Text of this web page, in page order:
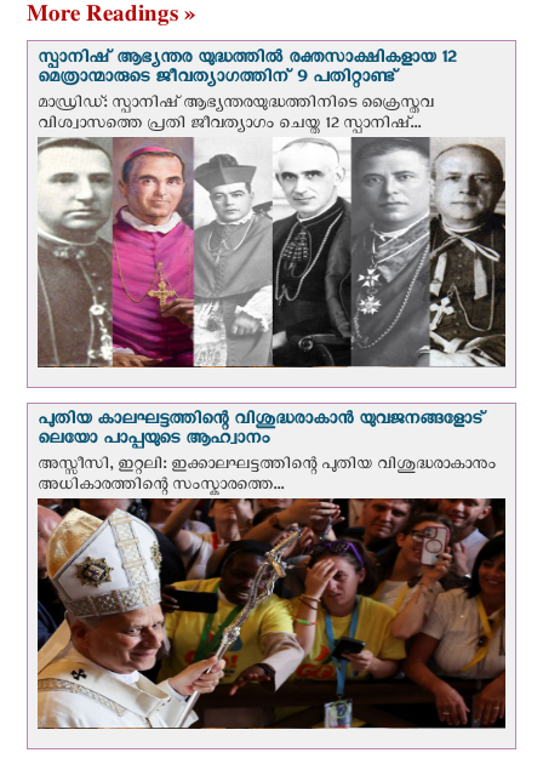
More Readings »
സ്പാനിഷ് ആഭ്യന്തര യുദ്ധത്തില്‍ രക്തസാക്ഷികളായ 12
മെത്രാന്മാരുടെ ജീവത്യാഗത്തിന് 9 പതിറ്റാണ്ട്
മാഡ്രിഡ്: സ്പാനിഷ് ആഭ്യന്തരയുദ്ധത്തിനിടെ ക്രൈസ്തവ
വിശ്വാസത്തെ പ്രതി ജീവത്യാഗം ചെയ്ത 12 സ്പാനിഷ്...
പുതിയ കാലഘട്ടത്തിന്റെ വിശുദ്ധരാകാന്‍ യുവജനങ്ങളോട്
ലെയോ പാപ്പയുടെ ആഹ്വാനം
അസ്സീസി, ഇറ്റലി: ഇക്കാലഘട്ടത്തിന്റെ പുതിയ വിശുദ്ധരാകാനും
അധികാരത്തിന്റെ സംസ്കാരത്തെ...